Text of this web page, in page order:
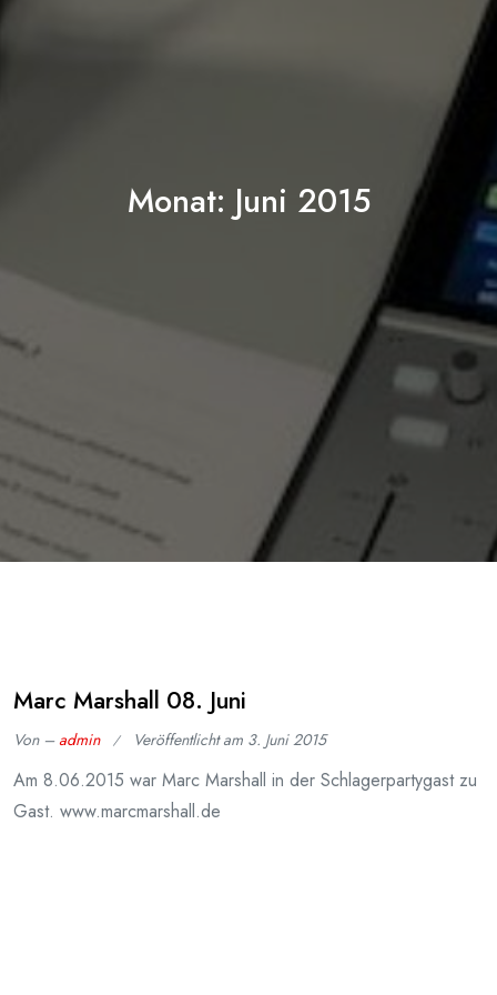
Monat: Juni 2015
Marc Marshall 08. Juni
Von –admin Veröffentlicht am 3. Juni 2015
Am 8.06.2015 war Marc Marshall in der Schlagerpartygast zu
Gast. www.marcmarshall.de